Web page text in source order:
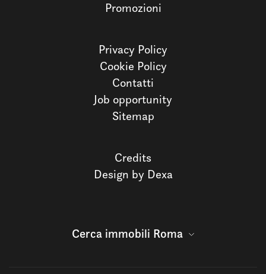
Promozioni
Privacy Policy
Cookie Policy
Contatti
Job opportunity
Sitemap
Credits
Design by Dexa
Cerca immobili Roma